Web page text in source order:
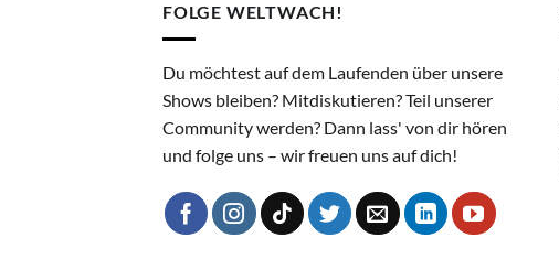
FOLGE WELTWACH!
Du möchtest auf dem Laufenden über unsere
Shows bleiben? Mitdiskutieren? Teil unserer
Community werden? Dann lass' von dir hören
und folge uns – wir freuen uns auf dich!